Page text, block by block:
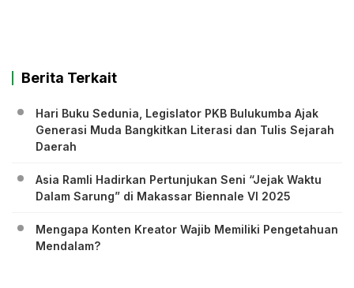
Berita Terkait
Hari Buku Sedunia, Legislator PKB Bulukumba Ajak
Generasi Muda Bangkitkan Literasi dan Tulis Sejarah
Daerah
Asia Ramli Hadirkan Pertunjukan Seni “Jejak Waktu
Dalam Sarung” di Makassar Biennale VI 2025
Mengapa Konten Kreator Wajib Memiliki Pengetahuan
Mendalam?